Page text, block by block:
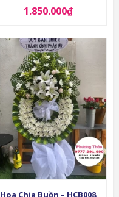
1.850.000₫
Hoa Chia Buồn – HCB008